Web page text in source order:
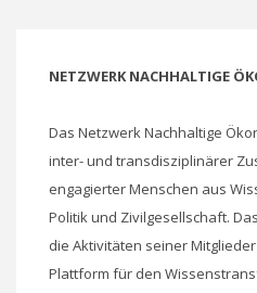
NETZWERK NACHHALTIGE
Das Netzwerk Nachhaltige
inter- und transdisziplinärer
engagierter Menschen aus
Politik und Zivilgesellschaft.
die Aktivitäten seiner
Plattform für den